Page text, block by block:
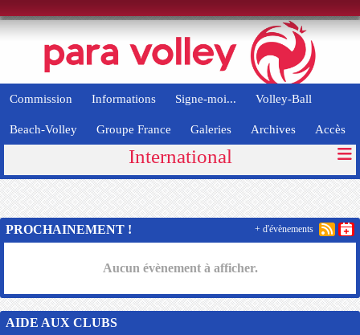
Commission Informations Signe-moi... Volley-Ball
Beach-Volley Groupe France Galeries Archives Accès
International
PROCHAINEMENT !
Aucun évènement à afficher.
+ d'évènements
AIDE AUX CLUBS